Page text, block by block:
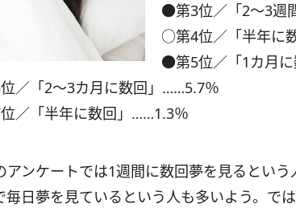
●第3位／「2～3週
○第4位／「半年に
●第5位／「1カ月
／「2～3カ月に数回」……5.7％
／「半年に数回」……1.3％
アンケートでは1週間に数回夢を見るとい
毎日夢を見ているという人も多いよう。で